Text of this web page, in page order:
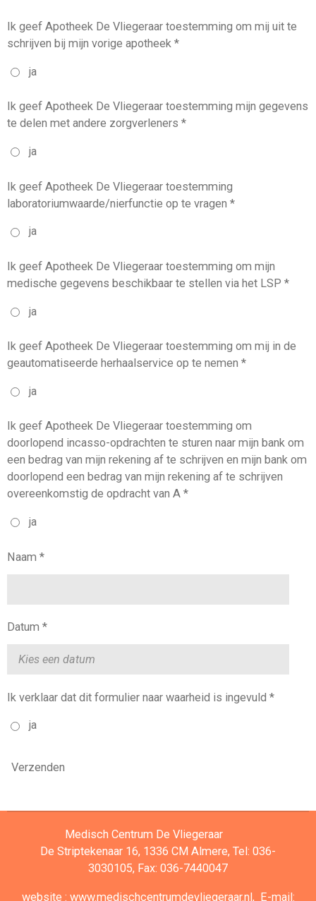
Ik geef Apotheek De Vliegeraar toestemming om mij uit te
schrijven bij mijn vorige apotheek *
ja
Ik geef Apotheek De Vliegeraar toestemming mijn gegevens
te delen met andere zorgverleners *
ja
Ik geef Apotheek De Vliegeraar toestemming
laboratoriumwaarde/nierfunctie op te vragen *
ja
Ik geef Apotheek De Vliegeraar toestemming om mijn
medische gegevens beschikbaar te stellen via het LSP *
ja
Ik geef Apotheek De Vliegeraar toestemming om mij in de
geautomatiseerde herhaalservice op te nemen *
ja
Ik geef Apotheek De Vliegeraar toestemming om
doorlopend incasso-opdrachten te sturen naar mijn bank om
een bedrag van mijn rekening af te schrijven en mijn bank om
doorlopend een bedrag van mijn rekening af te schrijven
overeenkomstig de opdracht van A *
ja
Naam *
Datum *
Ik verklaar dat dit formulier naar waarheid is ingevuld *
ja
Verzenden
Medisch Centrum De Vliegeraar
De Striptekenaar 16, 1336 CM Almere, Tel: 036-
3030105, Fax: 036-7440047
website : www.medischcentrumdevliegeraar.nl,E-mail: